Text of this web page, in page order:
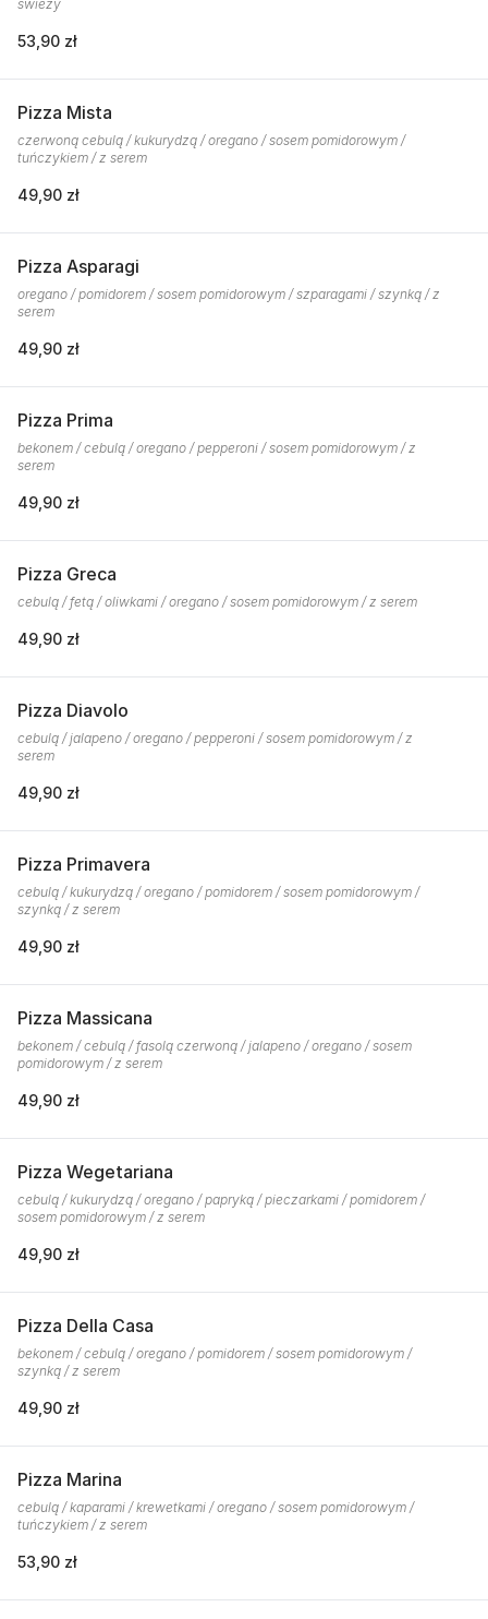
świeży
53,90 zł
Pizza Mista
czerwoną cebulą / kukurydzą / oregano / sosem pomidorowym /
tuńczykiem / z serem
49,90 zł
Pizza Asparagi
oregano / pomidorem / sosem pomidorowym / szparagami / szynką / z
serem
49,90 zł
Pizza Prima
bekonem / cebulą / oregano / pepperoni / sosem pomidorowym / z
serem
49,90 zł
Pizza Greca
cebulą / fetą / oliwkami / oregano / sosem pomidorowym / z serem
49,90 zł
Pizza Diavolo
cebulą / jalapeno / oregano / pepperoni / sosem pomidorowym / z
serem
49,90 zł
Pizza Primavera
cebulą / kukurydzą / oregano / pomidorem / sosem pomidorowym /
szynką / z serem
49,90 zł
Pizza Massicana
bekonem / cebulą / fasolą czerwoną / jalapeno / oregano / sosem
pomidorowym / z serem
49,90 zł
Pizza Wegetariana
cebulą / kukurydzą / oregano / papryką / pieczarkami / pomidorem /
sosem pomidorowym / z serem
49,90 zł
Pizza Della Casa
bekonem / cebulą / oregano / pomidorem / sosem pomidorowym /
szynką / z serem
49,90 zł
Pizza Marina
cebulą / kaparami / krewetkami / oregano / sosem pomidorowym /
tuńczykiem / z serem
53,90 zł